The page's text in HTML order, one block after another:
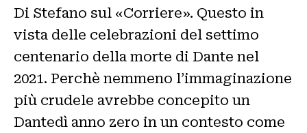
Di Stefano sul «Corriere». Questo in
vista delle celebrazioni del settimo
centenario della morte di Dante nel
2021. Perchè nemmeno l’immaginazione
più crudele avrebbe concepito un
Dantedì anno zero in un contesto come